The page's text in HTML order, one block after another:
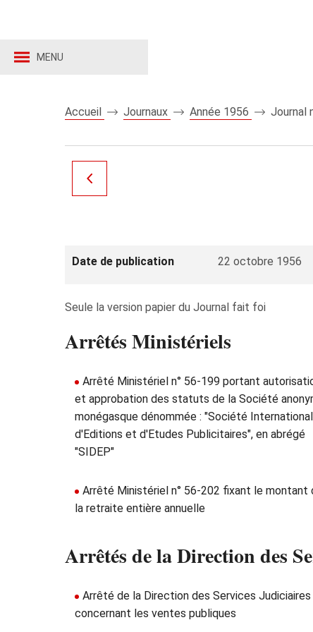
MENU
Accueil Journaux Année 1956 Journal
Date de publication 22 octobre 1956
Seule la version papier du Journal fait foi
Arrêtés Ministériels
Arrêté Ministériel n° 56-199 portant
et approbation des statuts de la Société
monégasque dénommée : "Société
d'Editions et d'Etudes Publicitaires", en abrégé
"SIDEP"
Arrêté Ministériel n° 56-202 fixant le montant
la retraite entière annuelle
Arrêtés de la Direction des
Arrêté de la Direction des Services Judiciaires
concernant les ventes publiques